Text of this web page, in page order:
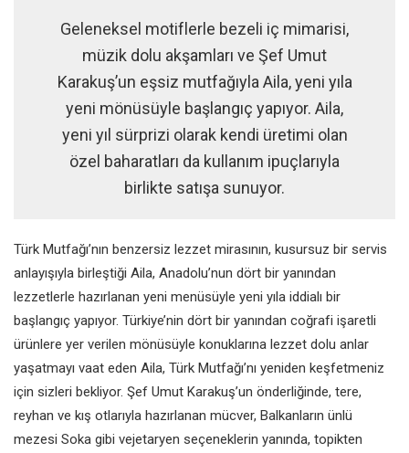
Geleneksel motiflerle bezeli iç mimarisi,
müzik dolu akşamları ve Şef Umut
Karakuş’un eşsiz mutfağıyla Aila, yeni yıla
yeni mönüsüyle başlangıç yapıyor. Aila,
yeni yıl sürprizi olarak kendi üretimi olan
özel baharatları da kullanım ipuçlarıyla
birlikte satışa sunuyor.
Türk Mutfağı’nın benzersiz lezzet mirasının, kusursuz bir servis
anlayışıyla birleştiği Aila, Anadolu’nun dört bir yanından
lezzetlerle hazırlanan yeni menüsüyle yeni yıla iddialı bir
başlangıç yapıyor. Türkiye’nin dört bir yanından coğrafi işaretli
ürünlere yer verilen mönüsüyle konuklarına lezzet dolu anlar
yaşatmayı vaat eden Aila, Türk Mutfağı’nı yeniden keşfetmeniz
için sizleri bekliyor. Şef Umut Karakuş’un önderliğinde, tere,
reyhan ve kış otlarıyla hazırlanan mücver, Balkanların ünlü
mezesi Soka gibi vejetaryen seçeneklerin yanında, topikten